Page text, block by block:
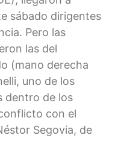
sábado dirigentes
Pero las
las del
(mano derecha
uno de los
dentro de los
con el
Segovia, de